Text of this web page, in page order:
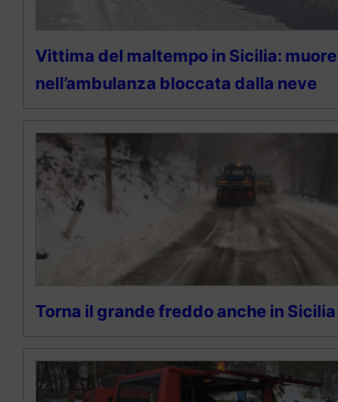
Vittima del maltempo in Sicilia: muore
nell’ambulanza bloccata dalla neve
Torna il grande freddo anche in Sicilia